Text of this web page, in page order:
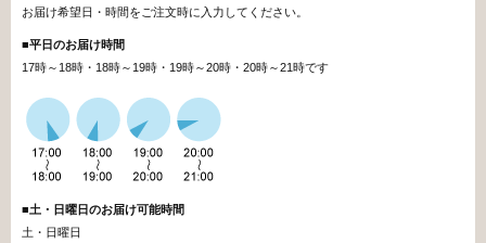
お届け希望日・時間をご注文時に入力してください。
■平日のお届け時間
17時～18時・18時～19時・19時～20時・20時～21時です
■土・日曜日のお届け可能時間
土・日曜日